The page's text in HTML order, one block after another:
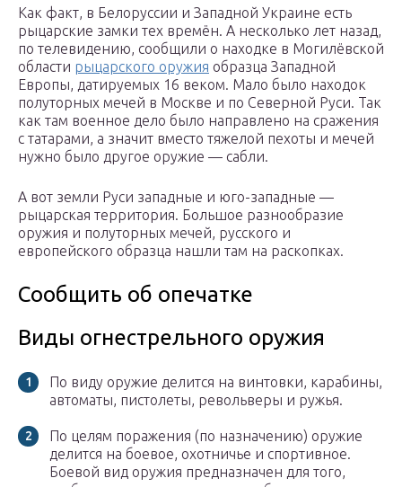
Как факт, в Белоруссии и Западной Украине есть
рыцарские замки тех времён. А несколько лет назад,
по телевидению, сообщили о находке в Могилёвской
области рыцарского оружия образца Западной
Европы, датируемых 16 веком. Мало было находок
полуторных мечей в Москве и по Северной Руси. Так
как там военное дело было направлено на сражения
с татарами, а значит вместо тяжелой пехоты и мечей
нужно было другое оружие — сабли.
А вот земли Руси западные и юго-западные —
рыцарская территория. Большое разнообразие
оружия и полуторных мечей, русского и
европейского образца нашли там на раскопках.
Сообщить об опечатке
Виды огнестрельного оружия
По виду оружие делится на винтовки, карабины,
автоматы, пистолеты, револьверы и ружья.
По целям поражения (по назначению) оружие
делится на боевое, охотничье и спортивное.
Боевой вид оружия предназначен для того,